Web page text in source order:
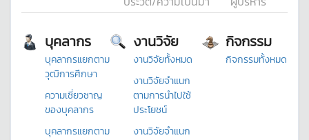
บุคลากร
บุคลากรแยกตาม
วุฒิการศึกษา
ความเชี่ยวชาญ
ของบุคลากร
บุคลากรแยกตาม
งานวิจัย
งานวิจัยทั้งหมด
งานวิจัยจำแนก
ตามการนำไปใช้
ประโยชน์
งานวิจัยจำแนก
กิจกรรม
กิจกรรมทั้งหมด